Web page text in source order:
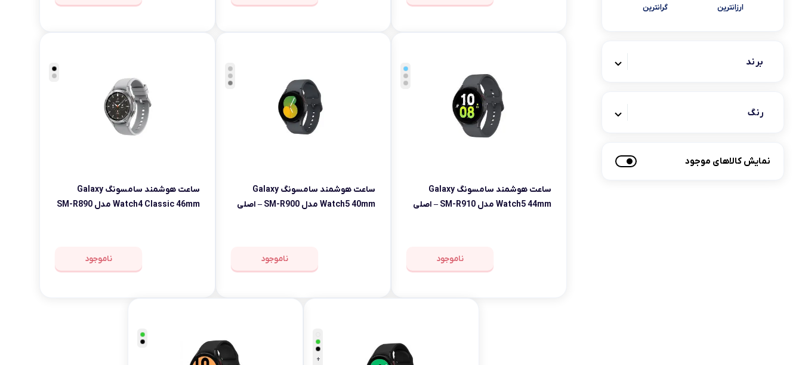
ارزانترین گرانترین
برند
رنگ
نمایش کالاهای موجود
ساعت هوشمند سامسونگ Galaxy
Watch5 44mm مدل SM-R910 – اصلی
ناموجود
ساعت هوشمند سامسونگ Galaxy
Watch5 40mm مدل SM-R900 – اصلی
ناموجود
ساعت هوشمند سامسونگ Galaxy
Watch4 Classic 46mm مدل SM-R890
ناموجود
+